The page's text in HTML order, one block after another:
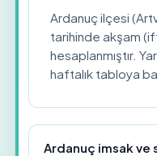
Ardanuç ilçesi
tarihinde akşam
hesaplanmıştır.
haftalık tabloya
Ardanuç imsak ve